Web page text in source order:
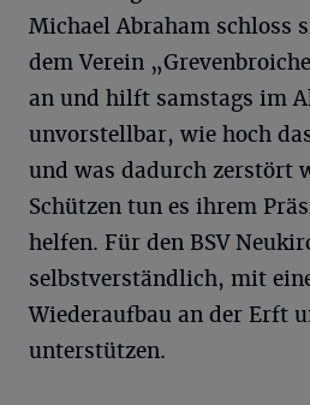
Michael Abraham schloss
dem Verein
an und hilft samstags im
unvorstellbar, wie hoch
und was dadurch zerstört
Schützen tun es ihrem
helfen. Für den BSV
selbstverständlich, mit
Wiederaufbau an der Erft
unterstützen.